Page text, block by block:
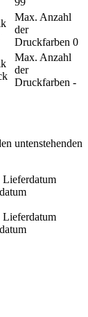
Max. Anzahl
der
Druckfarben 0
Max. Anzahl
der
Druckfarben -
untenstehenden
Lieferdatum
Lieferdatum